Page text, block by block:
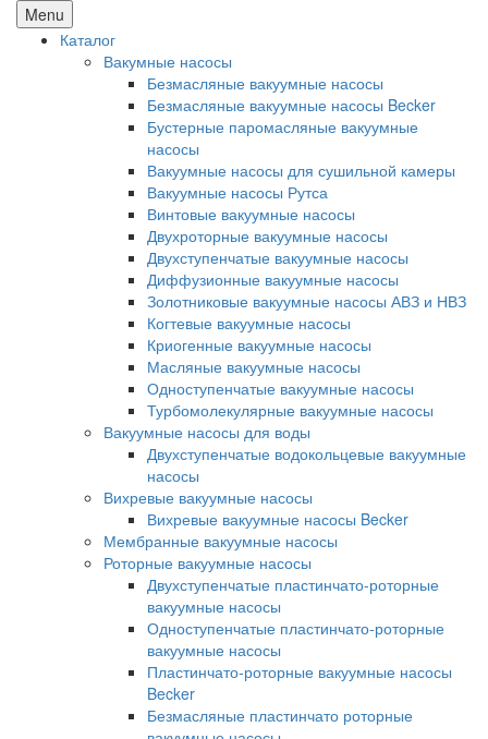
Menu
Каталог
Вакумные насосы
Безмасляные вакуумные насосы
Безмасляные вакуумные насосы Becker
Бустерные паромасляные вакуумные
насосы
Вакуумные насосы для сушильной камеры
Вакуумные насосы Рутса
Винтовые вакуумные насосы
Двухроторные вакуумные насосы
Двухступенчатые вакуумные насосы
Диффузионные вакуумные насосы
Золотниковые вакуумные насосы АВЗ и НВЗ
Когтевые вакуумные насосы
Криогенные вакуумные насосы
Масляные вакуумные насосы
Одноступенчатые вакуумные насосы
Турбомолекулярные вакуумные насосы
Вакуумные насосы для воды
Двухступенчатые водокольцевые вакуумные
насосы
Вихревые вакуумные насосы
Вихревые вакуумные насосы Becker
Мембранные вакуумные насосы
Роторные вакуумные насосы
Двухступенчатые пластинчато-роторные
вакуумные насосы
Одноступенчатые пластинчато-роторные
вакуумные насосы
Пластинчато-роторные вакуумные насосы
Becker
Безмасляные пластинчато роторные